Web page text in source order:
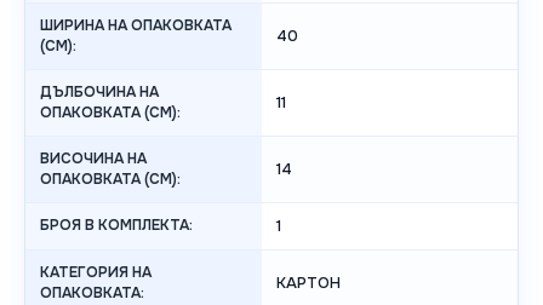
ШИРИНА НА ОПАКОВКАТА
(CM):
40
ДЪЛБОЧИНА НА
ОПАКОВКАТА (CM):
11
ВИСОЧИНА НА
ОПАКОВКАТА (СМ):
14
БРОЯ В КОМПЛЕКТА: 1
КАТЕГОРИЯ НА
ОПАКОВКАТА:
КАРТОН